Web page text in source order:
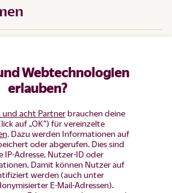
Webtechnologien
erlauben?
und acht Partnerbrauchen deine
auf „OK”) für vereinzelte
. Dazu werden Informationen auf
oder abgerufen. Dies sind
IP-Adresse, Nutzer-ID oder
Damit können Nutzer auf
werden (auch unter
E-Mail-Adressen).